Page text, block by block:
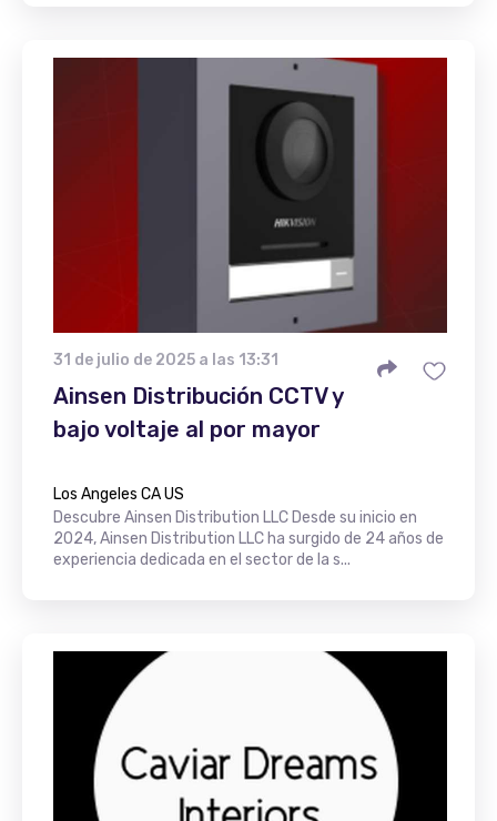
31 de julio de 2025 a las 13:31
Ainsen Distribución CCTV y
bajo voltaje al por mayor
Los Angeles CA US
Descubre Ainsen Distribution LLC Desde su inicio en
2024, Ainsen Distribution LLC ha surgido de 24 años de
experiencia dedicada en el sector de la s...